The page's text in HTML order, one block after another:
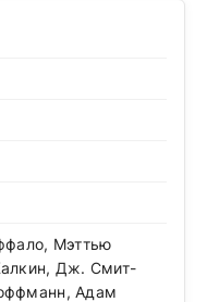
Мэттью
Дж. Смит-
Адам